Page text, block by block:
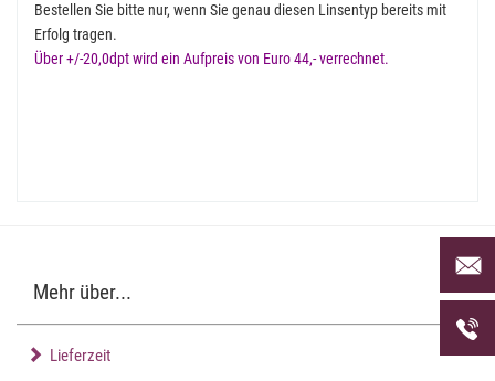
Bestellen Sie bitte nur, wenn Sie genau diesen Linsentyp bereits mit
Erfolg tragen.
Über +/-20,0dpt wird ein Aufpreis von Euro 44,- verrechnet.
Per
uns
uns
Mehr über...
Lieferzeit